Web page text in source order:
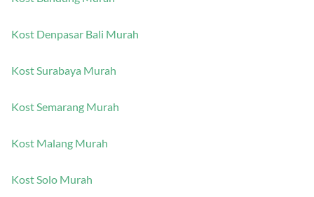
Kost Denpasar Bali Murah
Kost Surabaya Murah
Kost Semarang Murah
Kost Malang Murah
Kost Solo Murah